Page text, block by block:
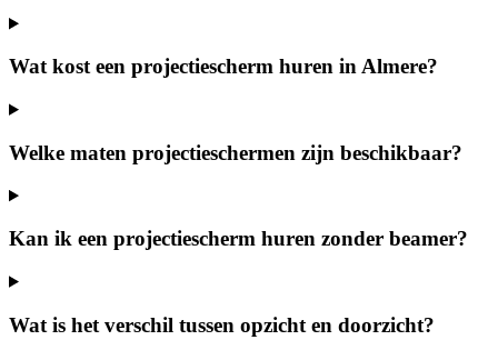
Wat kost een projectiescherm huren in Almere?
Welke maten projectieschermen zijn beschikbaar?
Kan ik een projectiescherm huren zonder beamer?
Wat is het verschil tussen opzicht en doorzicht?